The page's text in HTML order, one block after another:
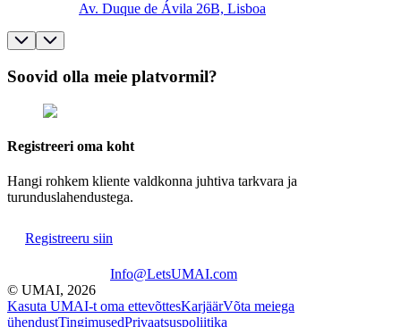
Av. Duque de Ávila 26B, Lisboa
Soovid olla meie platvormil?
Registreeri oma koht
Hangi rohkem kliente valdkonna juhtiva tarkvara ja
turunduslahendustega.
Registreeru siin
Info@LetsUMAI.com
© UMAI, 2026
Kasuta UMAI-t oma ettevõttesKarjäärVõta meiega
ühendustTingimusedPrivaatsuspoliitika